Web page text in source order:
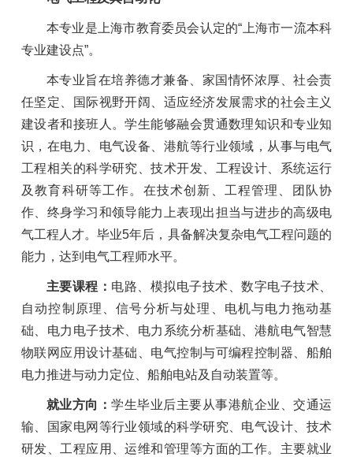
本专业是上海市教育委员会认定的“上海市一流本科
专业建设点”。
本专业旨在培养德才兼备、家国情怀浓厚、社会责
任坚定、国际视野开阔、适应经济发展需求的社会主义
建设者和接班人。学生能够融会贯通数理知识和专业知
识，在电力、电气设备、港航等行业领域，从事与电气
工程相关的科学研究、技术开发、工程设计、系统运行
及教育科研等工作。在技术创新、工程管理、团队协
作、终身学习和领导能力上表现出担当与进步的高级电
气工程人才。毕业5年后，具备解决复杂电气工程问题的
能力，达到电气工程师水平。
主要课程： 电路、模拟电子技术、数字电子技术、
自动控制原理、信号分析与处理、电机与电力拖动基
础、电力电子技术、电力系统分析基础、港航电气智慧
物联网应用设计基础、电气控制与可编程控制器、船舶
电力推进与动力定位、船舶电站及自动装置等。
就业方向：学生毕业后主要从事港航企业、交通运
输、国家电网等行业领域的科学研究、电气设计、技术
研发、工程应用、运维和管理等方面的工作。主要就业